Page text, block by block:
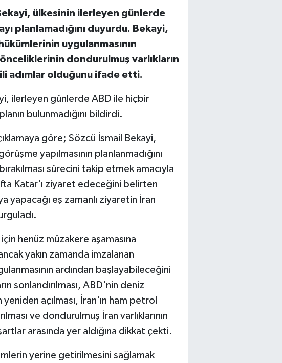
ülkesinin ilerleyen günlerde
planlamadığını duyurdu. Bekayi,
uygulanmasının
dondurulmuş varlıkların
adımlar olduğunu ifade etti.
ilerleyen günlerde ABD ile hiçbir
bulunmadığını bildirdi.
göre; Sözcü İsmail Bekayi,
yapılmasının planlanmadığını
sürecini takip etmek amacıyla
Katar'ı ziyaret edeceğini belirten
yapacağı eş zamanlı ziyaretin İran
henüz müzakere aşamasına
yakın zamanda imzalanan
ardından başlayabileceğini
sonlandırılması, ABD'nin deniz
yeniden açılması, İran'ın ham petrol
ve dondurulmuş İran varlıklarının
arasında yer aldığına dikkat çekti.
yerine getirilmesini sağlamak